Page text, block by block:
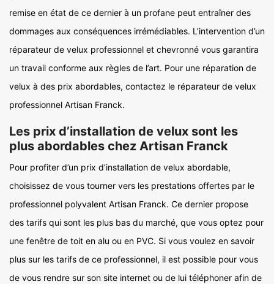
remise en état de ce dernier à un profane peut entraîner des
dommages aux conséquences irrémédiables. L’intervention d’un
réparateur de velux professionnel et chevronné vous garantira
un travail conforme aux règles de l’art. Pour une réparation de
velux à des prix abordables, contactez le réparateur de velux
professionnel Artisan Franck.
Les prix d’installation de velux sont les
plus abordables chez Artisan Franck
Pour profiter d’un prix d’installation de velux abordable,
choisissez de vous tourner vers les prestations offertes par le
professionnel polyvalent Artisan Franck. Ce dernier propose
des tarifs qui sont les plus bas du marché, que vous optez pour
une fenêtre de toit en alu ou en PVC. Si vous voulez en savoir
plus sur les tarifs de ce professionnel, il est possible pour vous
de vous rendre sur son site internet ou de lui téléphoner afin de